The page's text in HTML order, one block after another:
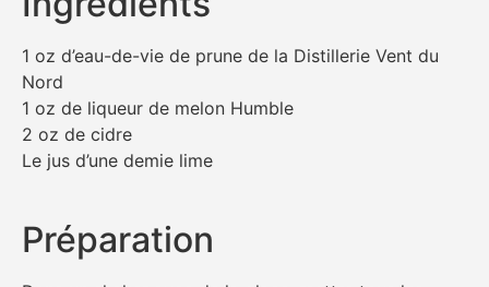
1 oz d’eau-de-vie de prune de la Distillerie Vent du
Nord
1 oz de liqueur de melon Humble
2 oz de cidre
Le jus d’une demie lime
Préparation